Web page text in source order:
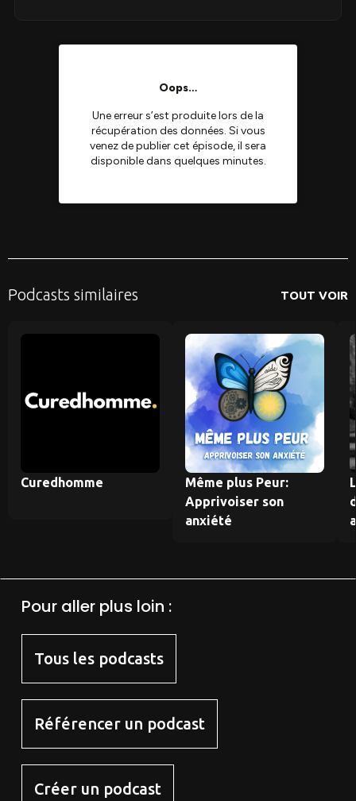
Podcasts similaires TOUT VOIR
Curedhomme
Même plus Peur:
Apprivoiser son
anxiété
Pour aller plus loin :
Tous les podcasts
Référencer un podcast
Créer un podcast